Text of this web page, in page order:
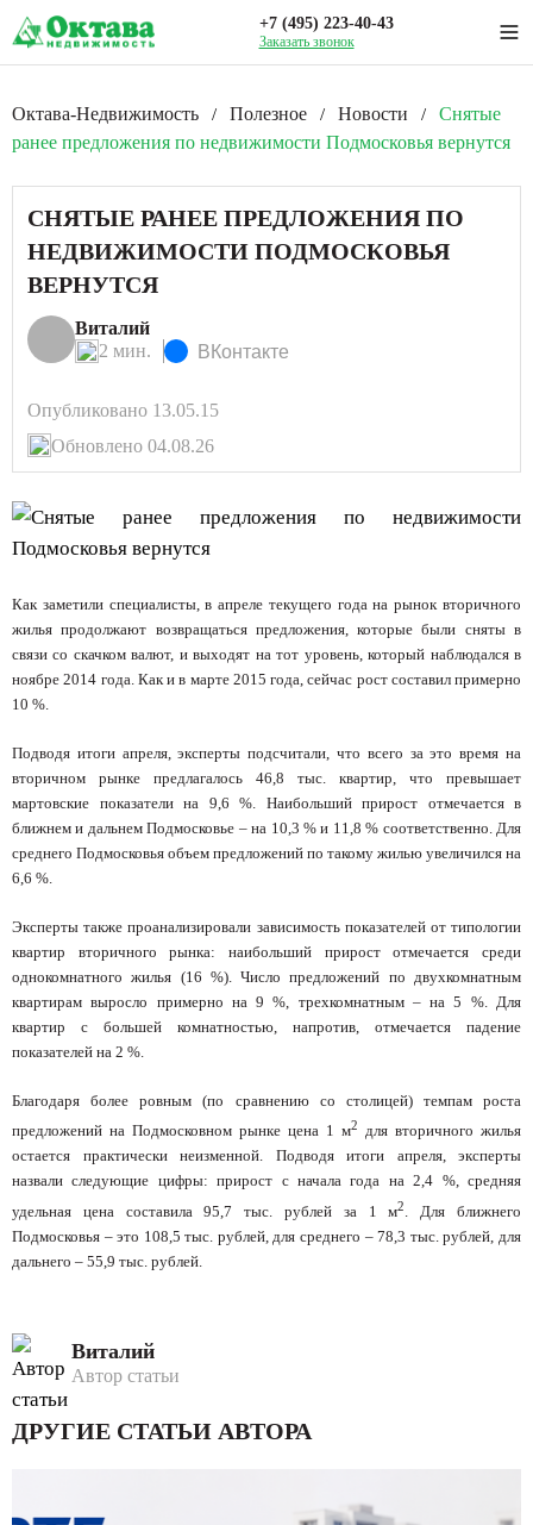
+7 (495) 223-40-43
Заказать звонок
Октава-Недвижимость / Полезное / Новости /
Снятые
ранее предложения по недвижимости Подмосковья вернутся
СНЯТЫЕ РАНЕЕ ПРЕДЛОЖЕНИЯ ПО
НЕДВИЖИМОСТИ ПОДМОСКОВЬЯ
ВЕРНУТСЯ
Виталий
2 мин.
ВКонтакте
Опубликовано 13.05.15
Обновлено 04.08.26
Как заметили специалисты, в апреле текущего года на рынок вторичного
жилья продолжают возвращаться предложения, которые были сняты в
связи со скачком валют, и выходят на тот уровень, который наблюдался в
ноябре 2014 года. Как и в марте 2015 года, сейчас рост составил примерно
10 %.
Подводя итоги апреля, эксперты подсчитали, что всего за это время на
вторичном рынке предлагалось 46,8 тыс. квартир, что превышает
мартовские показатели на 9,6 %. Наибольший прирост отмечается в
ближнем и дальнем Подмосковье – на 10,3 % и 11,8 % соответственно. Для
среднего Подмосковья объем предложений по такому жилью увеличился на
6,6 %.
Эксперты также проанализировали зависимость показателей от типологии
квартир вторичного рынка: наибольший прирост отмечается среди
однокомнатного жилья (16 %). Число предложений по двухкомнатным
квартирам выросло примерно на 9 %, трехкомнатным – на 5 %. Для
квартир с большей комнатностью, напротив, отмечается падение
показателей на 2 %.
Благодаря более ровным (по сравнению со столицей) темпам роста
предложений на Подмосковном рынке цена 1 м2 для вторичного жилья
остается практически неизменной. Подводя итоги апреля, эксперты
назвали следующие цифры: прирост с начала года на 2,4 %, средняя
удельная цена составила 95,7 тыс. рублей за 1 м2
. Для ближнего
Подмосковья – это 108,5 тыс. рублей, для среднего – 78,3 тыс. рублей, для
дальнего – 55,9 тыс. рублей.
Виталий
Автор статьи
ДРУГИЕ СТАТЬИ АВТОРА